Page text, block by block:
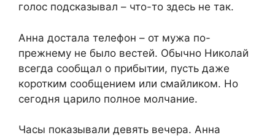
голос подсказывал – что-то здесь не так.
Анна достала телефон – от мужа по-
прежнему не было вестей. Обычно Николай
всегда сообщал о прибытии, пусть даже
коротким сообщением или смайликом. Но
сегодня царило полное молчание.
Часы показывали девять вечера. Анна